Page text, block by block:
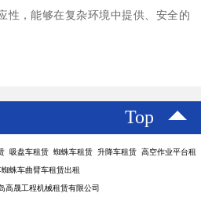
性，能够在复杂环境中提供、安全的
Top
吸盘车租赁 蜘蛛车租赁 升降车租赁 高空作业平台租
蛛车曲臂车租赁出租
高晟工程机械租赁有限公司